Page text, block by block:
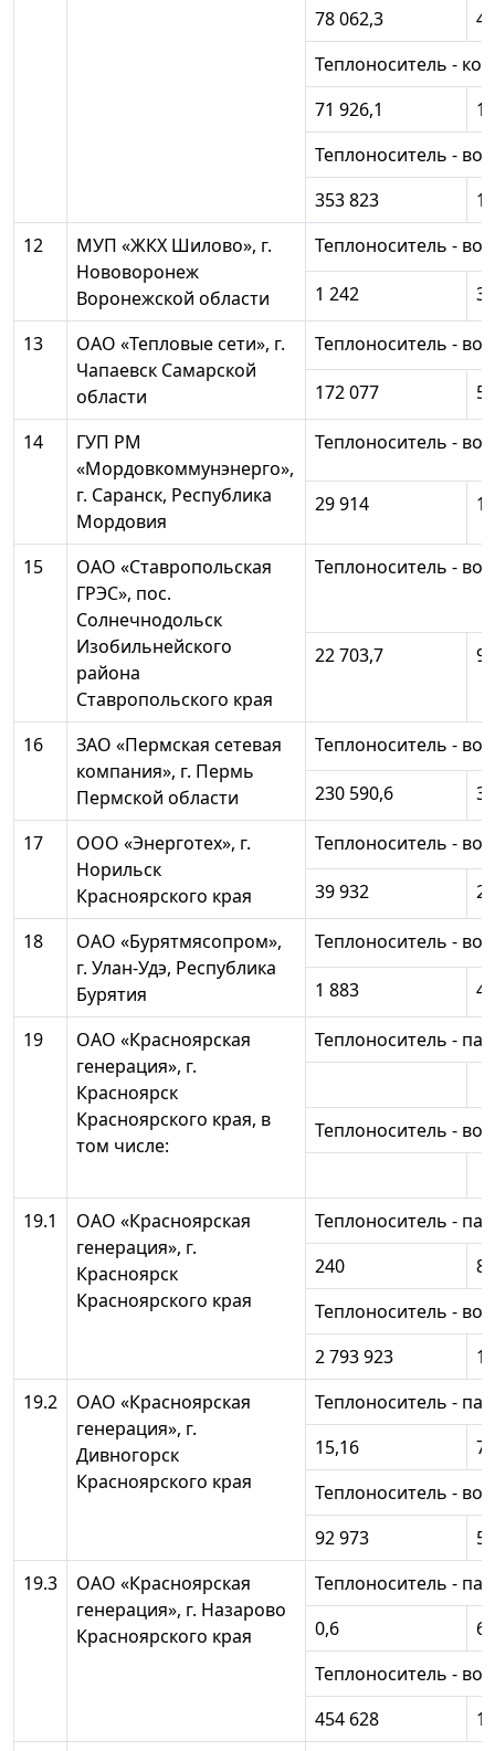
78 062,3
Теплоноситель -
71 926,1
Теплоноситель -
353 823
12
МУП «ЖКХ Шилово», г.
Нововоронеж
Воронежской области
Теплоноситель -
1 242
3
13
ОАО «Тепловые сети», г.
Чапаевск Самарской
области
Теплоноситель -
172 077
14
ГУП РМ
«Мордовкоммунэнерго»,
г. Саранск, Республика
Мордовия
Теплоноситель -
29 914
15
ОАО «Ставропольская
ГРЭС», пос.
Солнечнодольск
Изобильнейского
района
Ставропольского края
Теплоноситель -
22 703,7 9
16
ЗАО «Пермская сетевая
компания», г. Пермь
Пермской области
Теплоноситель -
230 590,6
17
ООО «Энерготех», г.
Норильск
Красноярского края
Теплоноситель -
39 932
18
ОАО «Бурятмясопром»,
г. Улан-Удэ, Республика
Бурятия
Теплоноситель -
1 883
4
19
ОАО «Красноярская
генерация», г.
Красноярск
Красноярского края, в
том числе:
Теплоноситель - пар
Теплоноситель -
19.1
ОАО «Красноярская
генерация», г.
Красноярск
Красноярского края
Теплоноситель - пар
240
Теплоноситель -
2 793 923
1
19.2
ОАО «Красноярская
генерация», г.
Дивногорск
Красноярского края
Теплоноситель - пар
15,16
7
Теплоноситель -
92 973
19.3
ОАО «Красноярская
генерация», г. Назарово
Красноярского края
Теплоноситель - пар
0,6
Теплоноситель -
454 628